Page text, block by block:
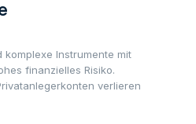
komplexe Instrumente mit
finanzielles Risiko.
verlieren